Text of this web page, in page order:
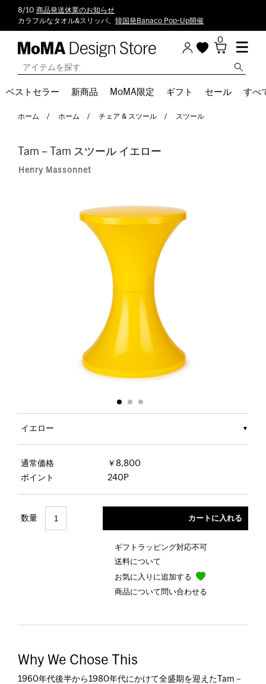
8/10 商品発送休業のお知らせ
カラフルなタオル&スリッパ。 韓国発Banaco Pop-Up開催
0
ベストセラー 新商品 MoMA限定 ギフト セール すべ
ホーム ホーム チェア & スツール スツール
Tam－Tam スツール イエロー
Henry Massonnet
イエロー
通常価格
￥8,800
ポイント
240P
数量
ギフトラッピング対応不可
送料について
お気に入りに追加する
商品について問い合わせる
Why We Chose This
1960年代後半から1980年代にかけて全盛期を迎えたTam－